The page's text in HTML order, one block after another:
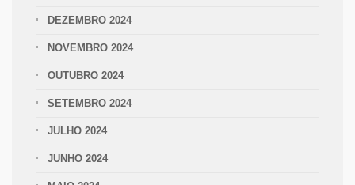
DEZEMBRO 2024
NOVEMBRO 2024
OUTUBRO 2024
SETEMBRO 2024
JULHO 2024
JUNHO 2024